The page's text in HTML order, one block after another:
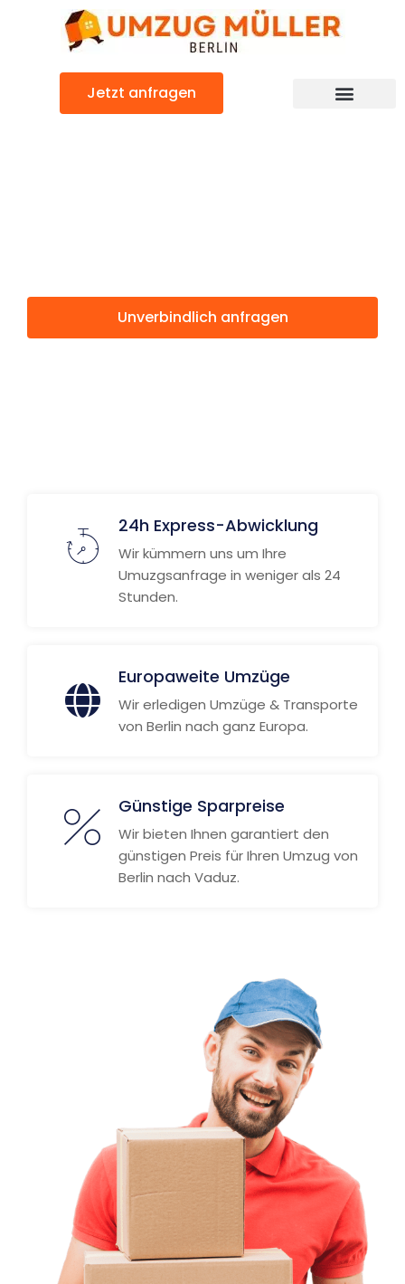
Jetzt anfragen
Unverbindlich anfragen
24h Express-Abwicklung
Wir kümmern uns um Ihre
Umuzgsanfrage in weniger als 24
Stunden.
Europaweite Umzüge
Wir erledigen Umzüge & Transporte
von Berlin nach ganz Europa.
Günstige Sparpreise
Wir bieten Ihnen garantiert den
günstigen Preis für Ihren Umzug von
Berlin nach Vaduz.